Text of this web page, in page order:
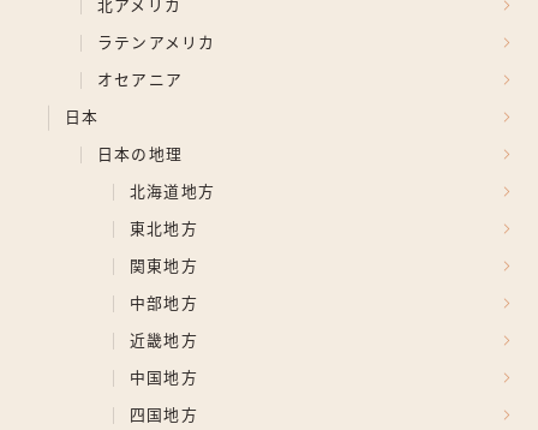
北アメリカ
ラテンアメリカ
オセアニア
日本
日本の地理
北海道地方
東北地方
関東地方
中部地方
近畿地方
中国地方
四国地方